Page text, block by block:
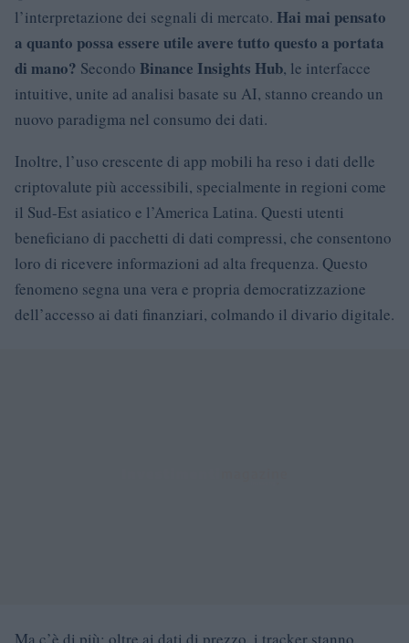
l’interpretazione dei segnali di mercato. Hai mai pensato
a quanto possa essere utile avere tutto questo a portata
di mano? Secondo Binance Insights Hub, le interfacce
intuitive, unite ad analisi basate su AI, stanno creando un
nuovo paradigma nel consumo dei dati.
Inoltre, l’uso crescente di app mobili ha reso i dati delle
criptovalute più accessibili, specialmente in regioni come
il Sud-Est asiatico e l’America Latina. Questi utenti
beneficiano di pacchetti di dati compressi, che consentono
loro di ricevere informazioni ad alta frequenza. Questo
fenomeno segna una vera e propria democratizzazione
dell’accesso ai dati finanziari, colmando il divario digitale.
Ma c’è di più: oltre ai dati di prezzo, i tracker stanno